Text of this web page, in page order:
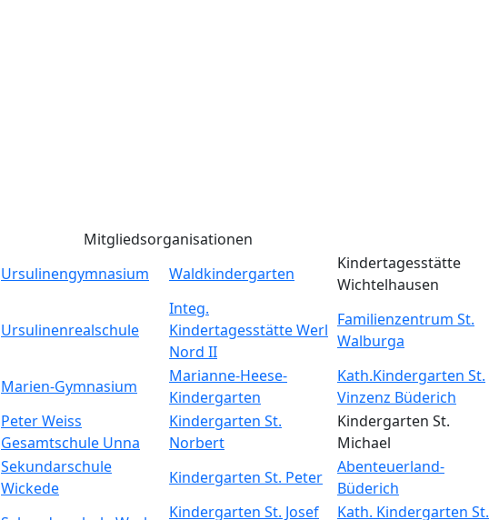
Mitgliedsorganisationen
Ursulinengymnasium Waldkindergarten
Kindertagesstätte
Wichtelhausen
Ursulinenrealschule
Integ.
Kindertagesstätte Werl
Nord II
Familienzentrum St.
Walburga
Marien-Gymnasium
Marianne-Heese-
Kindergarten
Kath.Kindergarten St.
Vinzenz Büderich
Peter Weiss
Gesamtschule Unna
Kindergarten St.
Norbert
Kindergarten St.
Michael
Sekundarschule
Wickede
Kindergarten St. Peter
Abenteuerland-
Büderich
Kindergarten St. Josef Kath. Kindergarten St.